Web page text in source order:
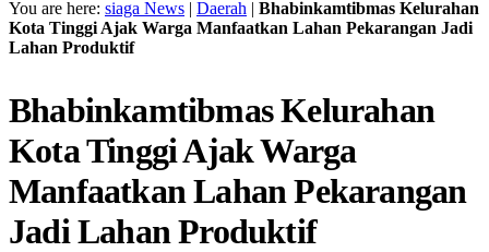
You are here: siaga News | Daerah | Bhabinkamtibmas Kelurahan
Kota Tinggi Ajak Warga Manfaatkan Lahan Pekarangan Jadi
Lahan Produktif
Bhabinkamtibmas Kelurahan
Kota Tinggi Ajak Warga
Manfaatkan Lahan Pekarangan
Jadi Lahan Produktif